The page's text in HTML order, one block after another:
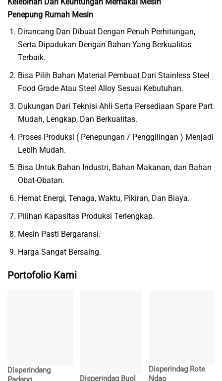
Penepung Rumah Mesin
Dirancang Dan Dibuat Dengan Penuh Perhitungan,
Serta Dipadukan Dengan Bahan Yang Berkualitas
Terbaik.
Bisa Pilih Bahan Material Pembuat Dari Stainless Steel
Food Grade Atau Steel Alloy Sesuai Kebutuhan.
Dukungan Dari Teknisi Ahli Serta Persediaan Spare Part
Mudah, Lengkap, Dan Berkualitas.
Proses Produksi ( Penepungan / Penggilingan ) Menjadi
Lebih Mudah.
Bisa Untuk Bahan Industri, Bahan Makanan, dan Bahan
Obat-Obatan.
Hemat Energi, Tenaga, Waktu, Pikiran, Dan Biaya.
Pilihan Kapasitas Produksi Terlengkap.
Mesin Pasti Bergaransi.
Harga Sangat Bersaing.
Portofolio Kami
Disperindang
Disperindag Buol
Disperindag Rote
Ndao